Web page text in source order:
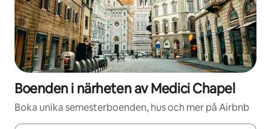
Boenden i närheten av Medici Chapel
Boka unika semesterboenden, hus och mer på Airbnb